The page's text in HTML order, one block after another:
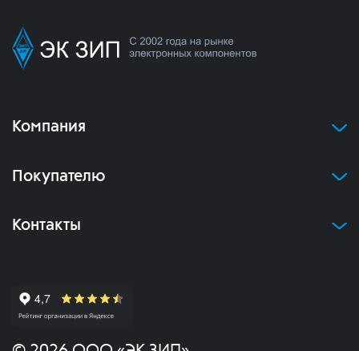
Компания
Покупателю
Контакты